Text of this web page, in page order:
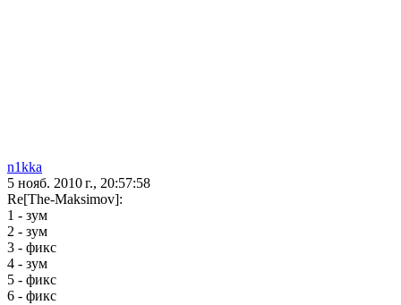
n1kka
5 нояб. 2010 г., 20:57:58
Re[The-Maksimov]:
1 - зум
2 - зум
3 - фикс
4 - зум
5 - фикс
6 - фикс